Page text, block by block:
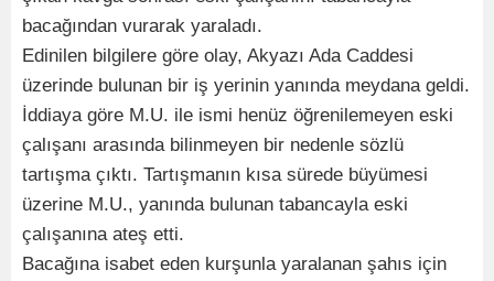
bacağından vurarak yaraladı.
Edinilen bilgilere göre olay, Akyazı Ada Caddesi
üzerinde bulunan bir iş yerinin yanında meydana geldi.
İddiaya göre M.U. ile ismi henüz öğrenilemeyen eski
çalışanı arasında bilinmeyen bir nedenle sözlü
tartışma çıktı. Tartışmanın kısa sürede büyümesi
üzerine M.U., yanında bulunan tabancayla eski
çalışanına ateş etti.
Bacağına isabet eden kurşunla yaralanan şahıs için